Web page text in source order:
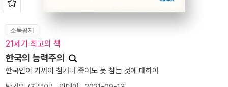
소득공제
21세기 최고의 책
한국의 능력주의
한국인이 기꺼이 참거나 죽어도 못 참는 것에 대하여